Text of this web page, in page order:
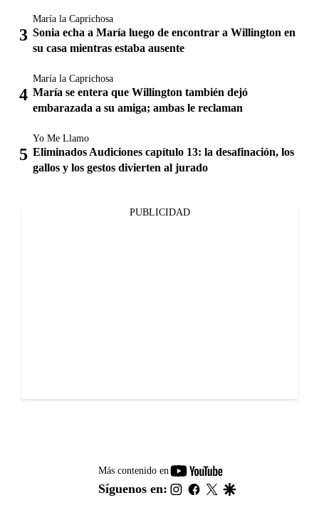
María la Caprichosa
Sonia echa a María luego de encontrar a Willington en
su casa mientras estaba ausente
María la Caprichosa
María se entera que Willington también dejó
embarazada a su amiga; ambas le reclaman
Yo Me Llamo
Eliminados Audiciones capítulo 13: la desafinación, los
gallos y los gestos divierten al jurado
PUBLICIDAD
Más contenido en
youtube-
footer
Síguenos en: instagram
facebook
twitter